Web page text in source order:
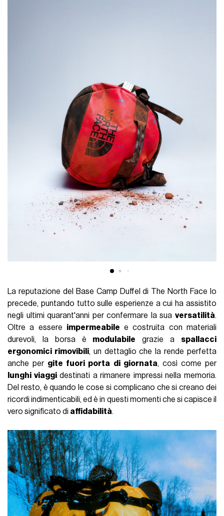
La reputazione del
Base Camp Duffel di The North Face lo
precede, puntando tutto sulle esperienze a cui ha assistito
negli ultimi quarant'anni per confermare la sua versatilità.
Oltre a essere impermeabile e costruita con materiali
durevoli, la borsa è modulabile grazie a spallacci
ergonomici rimovibili, un dettaglio che la rende perfetta
anche per gite fuori porta di giornata, così come per
lunghi viaggidestinati a rimanere impressi nella memoria.
Del resto, è quando le cose si complicano che si creano dei
ricordi indimenticabili, ed è in questi momenti che si capisce il
vero significato di affidabilità.